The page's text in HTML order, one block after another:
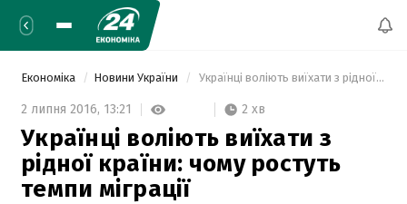
Економіка Новини України Українці воліють виїхати з рідної країни: чому ростуть темпи міграції
2 липня 2016, 13:21 2 хв
Українці воліють виїхати з
рідної країни: чому ростуть
темпи міграції